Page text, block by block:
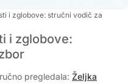
i zglobove: stručni vodič za
i zglobove:
pregledala: Željka